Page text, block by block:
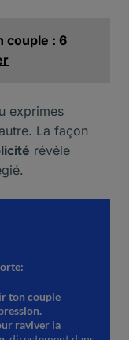
couple : 6
exprimes
La façon
révèle